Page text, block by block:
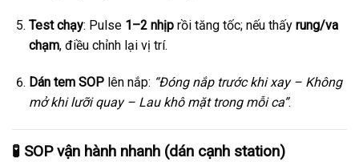
Test chạy: Pulse 1–2 nhịprồi tăng tốc; nếu thấy rung/va
chạm, điều chỉnh lại vị trí.
Dán tem SOPlên nắp: “Đóng nắp trước khi xay – Không
mở khi lưỡi quay – Lau khô mặt trong mỗi ca”.
🧪 SOP vận hành nhanh (dán cạnh station)